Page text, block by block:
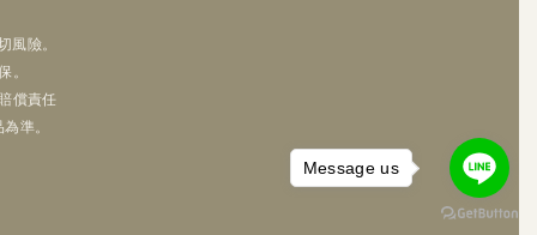
風險。
。
償責任
準。
Message us